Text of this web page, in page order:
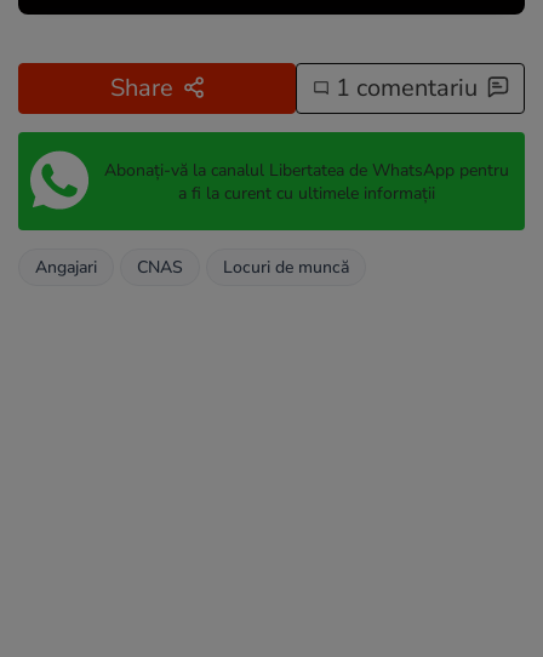
Share 1 comentariu
Abonați-vă la canalul Libertatea de WhatsApp pentru
a fi la curent cu ultimele informații
Angajari CNAS Locuri de muncă